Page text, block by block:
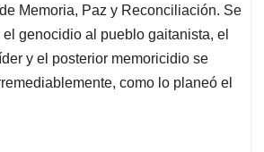
Memoria, Paz y Reconciliación. Se
genocidio al pueblo gaitanista, el
y el posterior memoricidio se
como lo planeó el